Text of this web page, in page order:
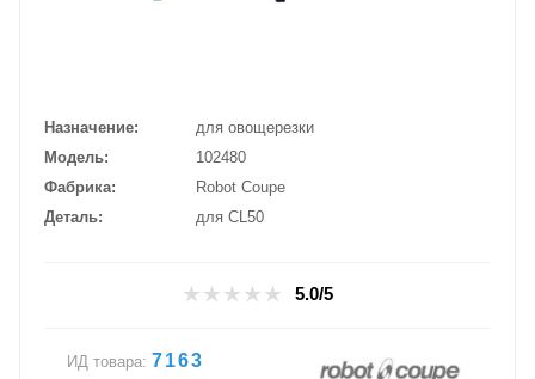
Назначение
для овощерезки
Модель
102480
Фабрика
Robot Coupe
Деталь
для CL50
5.0/5
ИД товара: 7163